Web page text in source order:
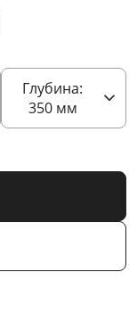
Глубина:
350мм